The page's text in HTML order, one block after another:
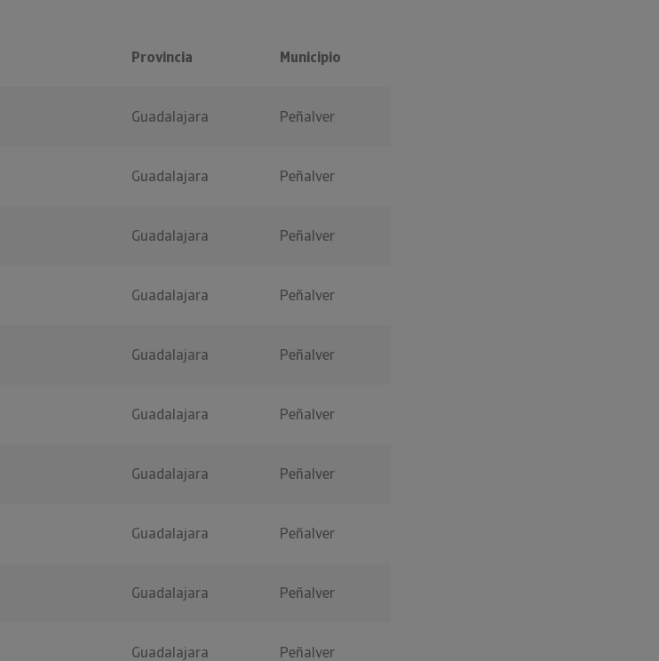
Provincia Municipio
Guadalajara Peñalver
Guadalajara Peñalver
Guadalajara Peñalver
Guadalajara Peñalver
Guadalajara Peñalver
Guadalajara Peñalver
Guadalajara Peñalver
Guadalajara Peñalver
Guadalajara Peñalver
Guadalajara Peñalver